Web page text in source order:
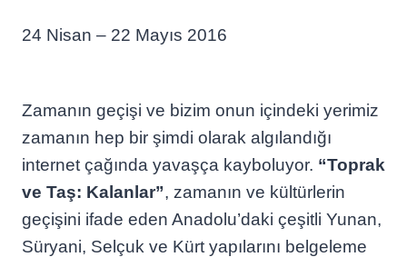
24 Nisan – 22 Mayıs 2016
Zamanın geçişi ve bizim onun içindeki yerimiz
zamanın hep bir şimdi olarak algılandığı
internet çağında yavaşça kayboluyor. “Toprak
ve Taş: Kalanlar”, zamanın ve kültürlerin
geçişini ifade eden Anadolu’daki çeşitli Yunan,
Süryani, Selçuk ve Kürt yapılarını belgeleme